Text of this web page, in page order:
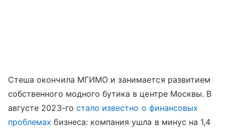
Стеша окончила МГИМО и занимается развитием
собственного модного бутика в центре Москвы. В
августе 2023-го стало известно о финансовых
проблемах бизнеса: компания ушла в минус на 1,4